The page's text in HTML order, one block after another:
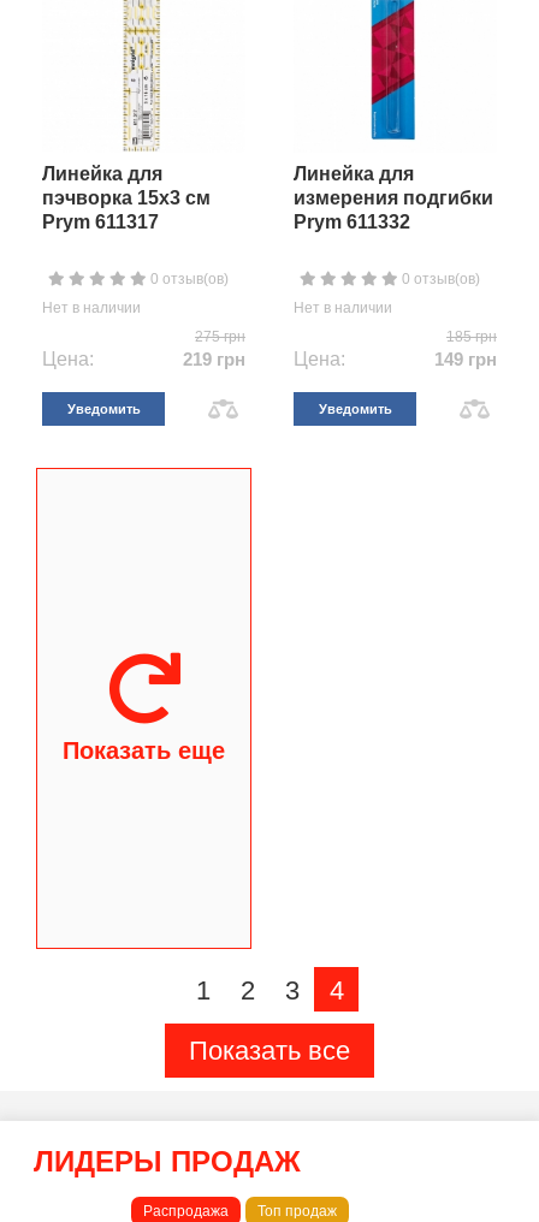
Линейка для
пэчворка 15х3 см
Prym 611317
0 отзыв(ов)
Нет в наличии
275 грн
Цена: 219 грн
Уведомить
Линейка для
измерения подгибки
Prym 611332
0 отзыв(ов)
Нет в наличии
185 грн
Цена: 149 грн
Уведомить
Показать еще
1 2 3
4
Показать все
ЛИДЕРЫ ПРОДАЖ
Распродажа Топ продаж